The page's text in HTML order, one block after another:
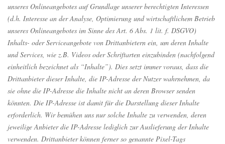
unseres Onlineangebotes auf Grundlage unserer berechtigten Interessen
(d.h. Interesse an der Analyse, Optimierung und wirtschaftlichem Betrieb
unseres Onlineangebotes im Sinne des Art. 6 Abs. 1 lit. f. DSGVO)
Inhalts- oder Serviceangebote von Drittanbietern ein, um deren Inhalte
und Services, wie z.B. Videos oder Schriftarten einzubinden (nachfolgend
einheitlich bezeichnet als “Inhalte”). Dies setzt immer voraus, dass die
Drittanbieter dieser Inhalte, die IP-Adresse der Nutzer wahrnehmen, da
sie ohne die IP-Adresse die Inhalte nicht an deren Browser senden
könnten. Die IP-Adresse ist damit für die Darstellung dieser Inhalte
erforderlich. Wir bemühen uns nur solche Inhalte zu verwenden, deren
jeweilige Anbieter die IP-Adresse lediglich zur Auslieferung der Inhalte
verwenden. Drittanbieter können ferner so genannte Pixel-Tags